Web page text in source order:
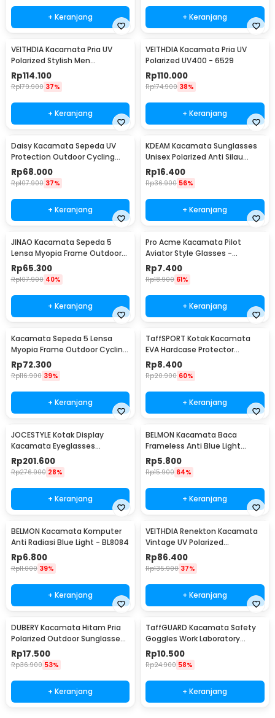
+ Keranjang + Keranjang
VEITHDIA Kacamata Pria UV
Polarized Stylish Men
Sunglasses - 6588
Rp114.100
Rp179.900 37%
+ Keranjang
VEITHDIA Kacamata Pria UV
Polarized UV400 - 6529
Rp110.000
Rp174.900 38%
+ Keranjang
Daisy Kacamata Sepeda UV
Protection Outdoor Cycling
Sunglasses - X7
Rp68.000
Rp107.900 37%
+ Keranjang
KDEAM Kacamata Sunglasses
Unisex Polarized Anti Silau
Outdoor UV200 KD156 - KD156
Rp16.400
Rp36.900 56%
+ Keranjang
JINAO Kacamata Sepeda 5
Lensa Myopia Frame Outdoor
Cycling Sunglasses - 0089
Rp65.300
Rp107.900 40%
+ Keranjang
Pro Acme Kacamata Pilot
Aviator Style Glasses -
CC0744
Rp7.400
Rp18.900 61%
+ Keranjang
Kacamata Sepeda 5 Lensa
Myopia Frame Outdoor Cycling
Sunglasses - 0089
Rp72.300
Rp116.900 39%
+ Keranjang
TaffSPORT Kotak Kacamata
EVA Hardcase Protector
Waterproof - JL-10028
Rp8.400
Rp20.900 60%
+ Keranjang
JOCESTYLE Kotak Display
Kacamata Eyeglasses
Sunglasses Box 12 Slot - SWK78
Rp201.600
Rp276.900 28%
+ Keranjang
BELMON Kacamata Baca
Frameless Anti Blue Light
Reading Plus 1 - 641
Rp5.800
Rp15.900 64%
+ Keranjang
BELMON Kacamata Komputer
Anti Radiasi Blue Light - BL8084
Rp6.800
Rp11.000 39%
+ Keranjang
VEITHDIA Renekton Kacamata
Vintage UV Polarized
Sunglasses - 2462
Rp86.400
Rp135.900 37%
+ Keranjang
DUBERY Kacamata Hitam Pria
Polarized Outdoor Sunglasses
- D731-04
Rp17.500
Rp36.900 53%
+ Keranjang
TaffGUARD Kacamata Safety
Goggles Work Laboratory
Eyewear - LE979
Rp10.500
Rp24.900 58%
+ Keranjang